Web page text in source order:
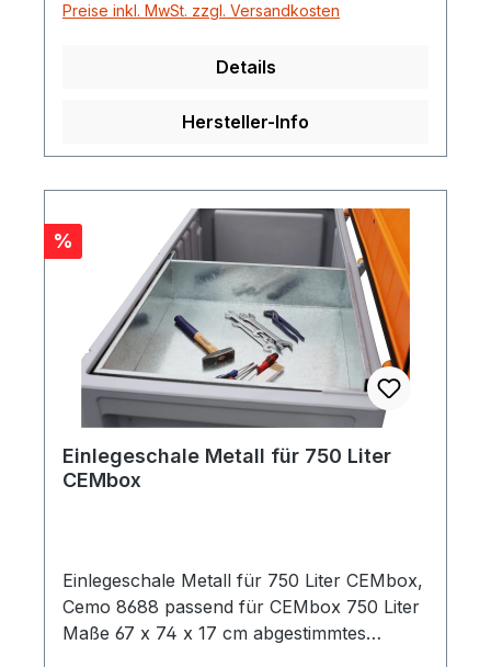
Preise inkl. MwSt. zzgl. Versandkosten
Details
Hersteller-Info
Rabatt
%
Einlegeschale Metall für 750 Liter
CEMbox
Einlegeschale Metall für 750 Liter CEMbox,
Cemo 8688 passend für CEMbox 750 Liter
Maße 67 x 74 x 17 cm abgestimmtes